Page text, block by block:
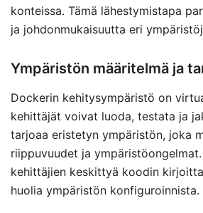
konteissa. Tämä lähestymistapa
ja johdonmukaisuutta eri
Ympäristön määritelmä ja
Dockerin kehitysympäristö on
kehittäjät voivat luoda, testata ja
tarjoaa eristetyn ympäristön, joka
riippuvuudet ja
kehittäjien keskittyä koodin
huolia ympäristön konfiguroinnista.